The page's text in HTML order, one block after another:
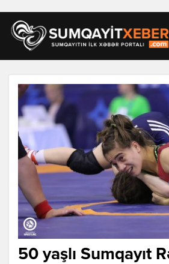
50 yaşlı Sumqayıt